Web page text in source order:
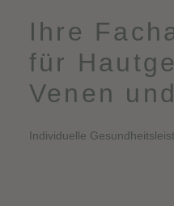
Ihre
für
Venen
Individuelle